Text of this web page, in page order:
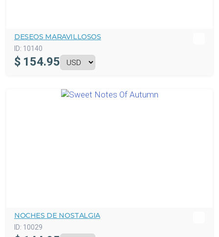
DESEOS MARAVILLOSOS
ID: 10140
$ 154.95
NOCHES DE NOSTALGIA
ID: 10029